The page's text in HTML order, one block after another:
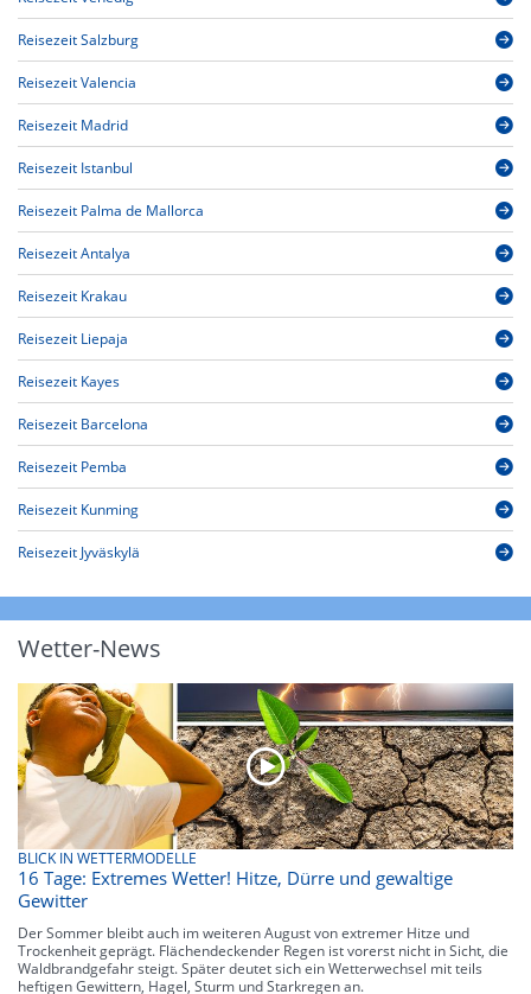
Reisezeit Salzburg
Reisezeit Valencia
Reisezeit Madrid
Reisezeit Istanbul
Reisezeit Palma de Mallorca
Reisezeit Antalya
Reisezeit Krakau
Reisezeit Liepaja
Reisezeit Kayes
Reisezeit Barcelona
Reisezeit Pemba
Reisezeit Kunming
Reisezeit Jyväskylä
Wetter-News
BLICK IN WETTERMODELLE
16 Tage: Extremes Wetter! Hitze, Dürre und gewaltige
Gewitter
Der Sommer bleibt auch im weiteren August von extremer Hitze und
Trockenheit geprägt. Flächendeckender Regen ist vorerst nicht in Sicht, die
Waldbrandgefahr steigt. Später deutet sich ein Wetterwechsel mit teils
heftigen Gewittern, Hagel, Sturm und Starkregen an.